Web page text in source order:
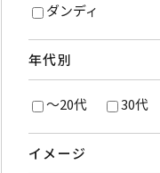
ダンディ
年代別
～20代 30代
イメージ